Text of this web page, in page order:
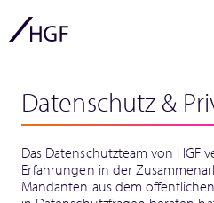
Datenschutz &
Das Datenschutzteam von HGF
Erfahrungen in der
Mandanten aus dem